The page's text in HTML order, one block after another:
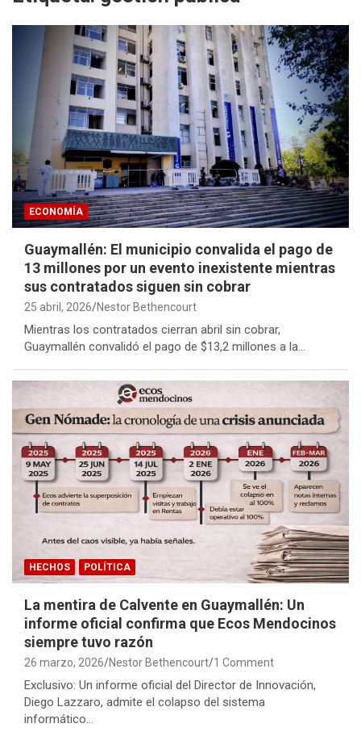
ECONOMÍA
Guaymallén: El municipio convalida el pago de
13 millones por un evento inexistente mientras
sus contratados siguen sin cobrar
25 abril, 2026 Nestor Bethencourt
Mientras los contratados cierran abril sin cobrar,
Guaymallén convalidó el pago de $13,2 millones a la…
HECHOS POLÍTICA
La mentira de Calvente en Guaymallén: Un
informe oficial confirma que Ecos Mendocinos
siempre tuvo razón
26 marzo, 2026 Nestor Bethencourt 1 Comment
Exclusivo: Un informe oficial del Director de Innovación,
Diego Lazzaro, admite el colapso del sistema
informático…